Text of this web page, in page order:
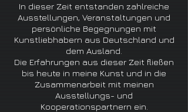
In dieser Zeit entstanden zahlreiche
Ausstellungen, Veranstaltungen und
persönliche Begegnungen mit
Kunstliebhabern aus Deutschland und
dem Ausland.
Die Erfahrungen aus dieser Zeit fließen
bis heute in meine Kunst und in die
Zusammenarbeit mit meinen
Ausstellungs- und
Kooperationspartnern ein.